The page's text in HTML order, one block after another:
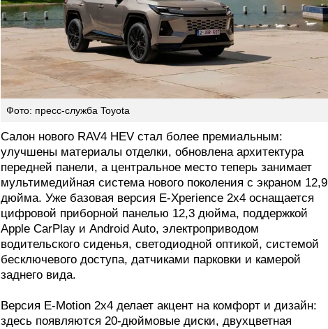
Фото: пресс-служба Toyota
Салон нового RAV4 HEV стал более премиальным:
улучшены материалы отделки, обновлена архитектура
передней панели, а центральное место теперь занимает
мультимедийная система нового поколения с экраном 12,9
дюйма. Уже базовая версия E-Xperience 2x4 оснащается
цифровой приборной панелью 12,3 дюйма, поддержкой
Apple CarPlay и Android Auto, электроприводом
водительского сиденья, светодиодной оптикой, системой
бесключевого доступа, датчиками парковки и камерой
заднего вида.
Версия E-Motion 2x4 делает акцент на комфорт и дизайн:
здесь появляются 20-дюймовые диски, двухцветная